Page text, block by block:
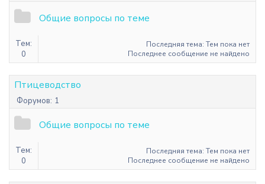
Общие вопросы по теме
Тем:
0
Последняя тема: Тем пока нет
Последнее сообщение не найдено
Птицеводство
Форумов: 1
Общие вопросы по теме
Тем:
0
Последняя тема: Тем пока нет
Последнее сообщение не найдено